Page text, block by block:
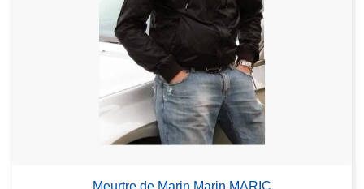
Meurtre de Marin Marin MARIC